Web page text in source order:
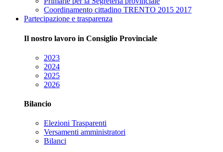
Coordinamento cittadino TRENTO 2015 2017
Partecipazione e trasparenza
Il nostro lavoro in Consiglio Provinciale
2023
2024
2025
2026
Bilancio
Elezioni Trasparenti
Versamenti amministratori
Bilanci